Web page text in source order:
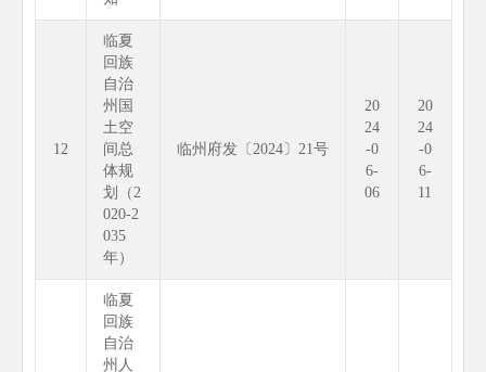
12
临夏
回族
自治
州国
土空
间总
体规
划（2
020-2
035
年）
临州府发〔2024〕21号
20
24
-0
6-
06
20
24
-0
6-
11
临夏
回族
自治
州人